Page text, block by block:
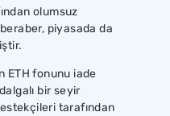
olumsuz
piyasada da
ETH fonunu iade
bir seyir
tarafından